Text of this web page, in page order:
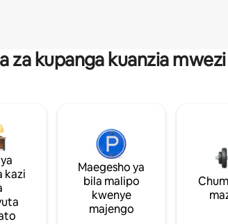
za kupanga kuanzia
kazi
Maegesho ya
bila malipo
kwenye
majengo